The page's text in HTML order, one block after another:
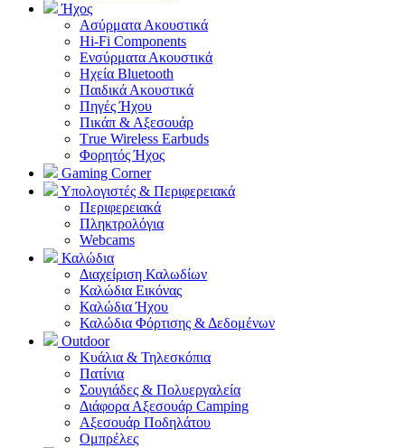
Ήχος
Ασύρματα Ακουστικά
Hi-Fi Components
Ενσύρματα Ακουστικά
Ηχεία Bluetooth
Παιδικά Ακουστικά
Πηγές Ήχου
Πικάπ & Αξεσουάρ
Τrue Wireless Earbuds
Φορητός Ήχος
Gaming Corner
Υπολογιστές & Περιφερειακά
Περιφερειακά
Πληκτρολόγια
Webcams
Καλώδια
Διαχείριση Καλωδίων
Καλώδια Εικόνας
Καλώδια Ήχου
Καλώδια Φόρτισης & Δεδομένων
Outdoor
Κυάλια & Τηλεσκόπια
Πατίνια
Σουγιάδες & Πολυεργαλεία
Διάφορα Αξεσουάρ Camping
Αξεσουάρ Ποδηλάτου
Ομπρέλες